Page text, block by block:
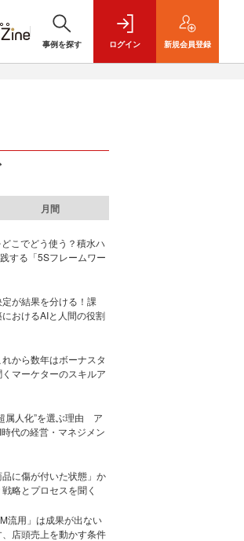
事例を探す ログイン 新規会員登録
月間
こでどう使う？積水ハ
する「5Sフレームワー
定が結果を分ける！課
おけるAIと人間の役割
から数年はボーナスタ
マーケターのスキルア
属人化”を選ぶ理由 ア
代の経営・マネジメン
に傷が付いた状態」か
略とプロセスを聞く
流用」は成果が出ない
店頭売上を動かす条件